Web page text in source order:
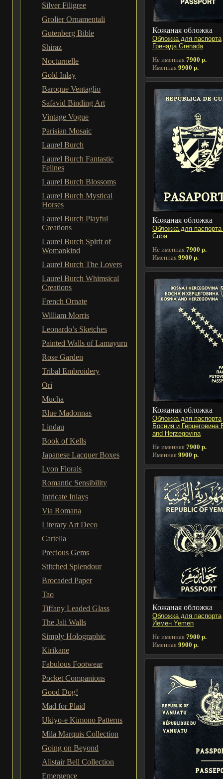
Silver Filigree
Grolier Ornamentali
Gutenberg Bible
Shiraz
Nocturnelle
Gold Inlay
Baroque Ventaglio
Safavid Binding Art
Vintage Vogue
Parisian Mosaic
Laurel Burch
Laurel Burch Fantastic
Felines
Laurel Burch Blossoms
Laurel Burch Mystical
Horses
Laurel Burch Playful
Creations
Laurel Burch Spirit of
Womankind
Laurel Burch The Lovers
Laurel Burch Whimsical
Creations
French Ornate
William Morris
Leonardo’s Sketches
Painted Walls of Lamayuru
Rose Garden
Tribal Embroidery
Ori
Mucha
Blue Madonnas
Lindau
Book of Kells
Japanese Lacquer Boxes
Lyon Florals
Romantic Sensibility
Intricate Inlays
Via Romana
Literary Art Deco
Cartella
Precious Gems
Stitched Splendour
Brocaded Paper
Tao
Tiffany Leaded Glass
The Jali Walls
Simply Holographic
Kirikane
Fabulous Footwear
Pocket Companions
Good Dog!
Mad for Plaid
Ukiyo-e Kimono Patterns
Mila Marquis Collection
Going on Beyond
Alistair Bell Collection
Emergence
Кожаная обложка
Обложка для паспорта
Гренада Grenada
Не именная 7900 р.
Именная 9900 р.
Кожаная обложка
Обложка для паспорта
Cuba
Не именная 7900 р.
Именная 9900 р.
Кожаная обложка
Обложка для паспорта
Босния и Герцеговина
and Herzegovina
Не именная 7900 р.
Именная 9900 р.
Кожаная обложка
Обложка для паспорта
Йемен Yemen
Не именная 7900 р.
Именная 9900 р.